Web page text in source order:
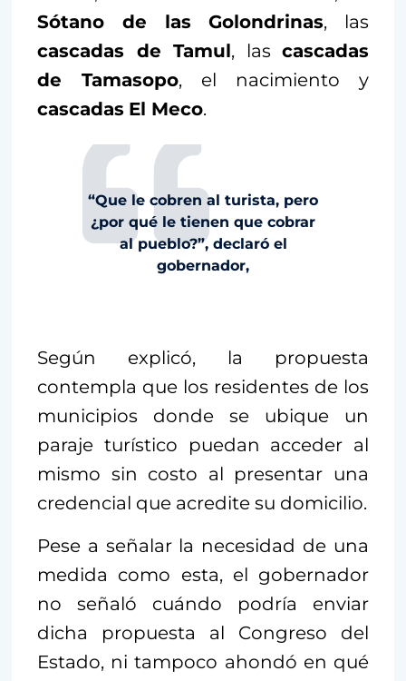
Sótano de las Golondrinas, las
cascadas de Tamul, las cascadas
de Tamasopo, el nacimiento y
cascadas El Meco.
“Que le cobren al turista, pero
¿por qué le tienen que cobrar
al pueblo?”, declaró el
gobernador,
Según explicó, la propuesta
contempla que los residentes de los
municipios donde se ubique un
paraje turístico puedan acceder al
mismo sin costo al presentar una
credencial que acredite su domicilio.
Pese a señalar la necesidad de una
medida como esta, el gobernador
no señaló cuándo podría enviar
dicha propuesta al Congreso del
Estado, ni tampoco ahondó en qué